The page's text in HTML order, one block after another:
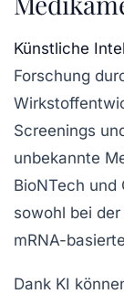
Künstliche
Forschung
Screenings
unbekannte
BioNTech und
sowohl bei
mRNA-
Dank KI